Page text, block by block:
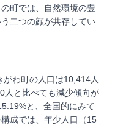
町では、自然環境の豊
二つの顔が共存してい
わ町の人口は10,414人
人と比べても減少傾向が
と、全国的にみて
成では、年少人口（15